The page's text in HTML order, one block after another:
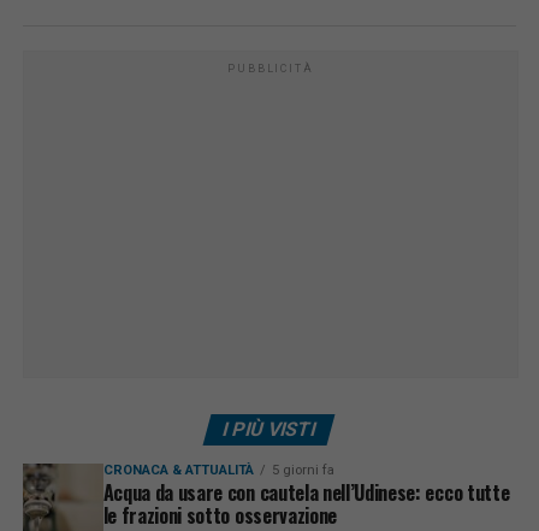
PUBBLICITÀ
I PIÙ VISTI
CRONACA & ATTUALITÀ 5 giorni fa
Acqua da usare con cautela nell’Udinese: ecco tutte
le frazioni sotto osservazione